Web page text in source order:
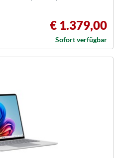
€ 1.379,00
Sofort verfügbar